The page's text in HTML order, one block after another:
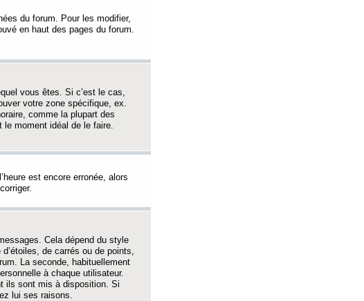
du forum. Pour les modifier,
en haut des pages du forum.
vous êtes. Si c’est le cas,
votre zone spécifique, ex.
comme la plupart des
le moment idéal de le faire.
est encore erronée, alors
Cela dépend du style
de carrés ou de points,
La seconde, habituellement
à chaque utilisateur.
ils sont mis à disposition. Si
lui ses raisons.